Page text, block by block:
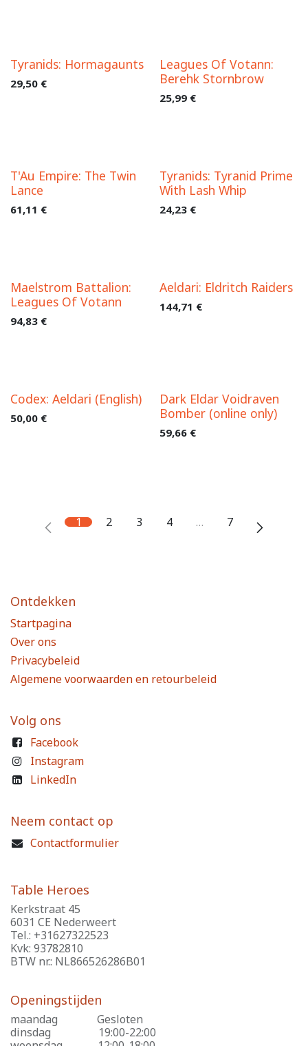
Tyranids: Hormagaunts
29,50 €
Leagues Of Votann:
Berehk Stornbrow
25,99€
T'Au Empire: The Twin
Lance
61,11 €
Tyranids: Tyranid Prime
With Lash Whip
24,23€
Maelstrom Battalion:
Leagues Of Votann
94,83 €
Aeldari: Eldritch Raiders
144,71 €
Codex: Aeldari (English)
50,00 €
Dark Eldar Voidraven
Bomber (online only)
59,66€
1 2 3 4 … 7
Ontdekken
Startpagina
Over ons
Privacybeleid
Algemene voorwaarden en retourbeleid
Volg ons
Facebook
Instagram
LinkedIn
Neem contact op
Contactformulier
Table Heroes
Kerkstraat 45
6031 CE Nederweert
Tel.: +31627322523
Kvk: 93782810
BTW nr.: NL866526286B01
Openingstijden
maandag
​Gesloten
dinsdag
​19:00-22:00